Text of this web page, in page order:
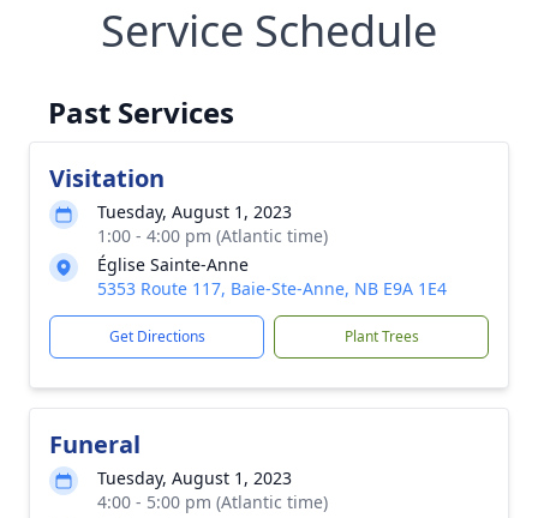
Service Schedule
Past Services
Visitation
Tuesday, August 1, 2023
1:00 - 4:00 pm (Atlantic time)
Église Sainte-Anne
5353 Route 117, Baie-Ste-Anne, NB E9A 1E4
Get Directions Plant Trees
Funeral
Tuesday, August 1, 2023
4:00 - 5:00 pm (Atlantic time)